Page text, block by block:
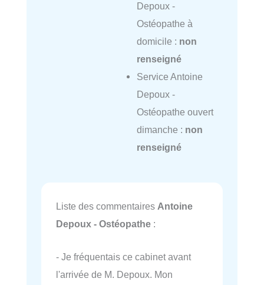
Depoux -
Ostéopathe à
domicile : non
renseigné
Service Antoine
Depoux -
Ostéopathe ouvert
dimanche : non
renseigné
Liste des commentaires Antoine
Depoux - Ostéopathe :
- Je fréquentais ce cabinet avant
l'arrivée de M. Depoux. Mon